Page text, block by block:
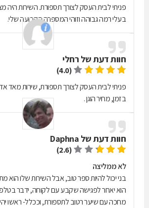
פניתי לבית העסק לצורך תספורת. השירות היה
בעלי רמה גבוהה וזוהי המספרה הקבועה שלי.
חוות דעת של רחלי
(4.0)
פניתי לבית העסק לצורך תספורת, שירות מאד
בזמן, מחיר הוגן .
חוות דעת של Daphna
(2.6)
לא ממליצה
בני יכול להיות ספר טוב, אבל השירות שלו הוא
הוא יאחר לפגישה שקבע עם לקוחה, ידבר
מחכה עם שיער רטוב לתספורת, וככלל- ראשו